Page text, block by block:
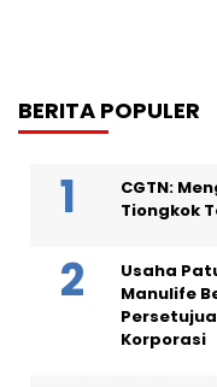
BERITA POPULER
CGTN:
Tiongkok
Usaha
Manulife
Korporasi